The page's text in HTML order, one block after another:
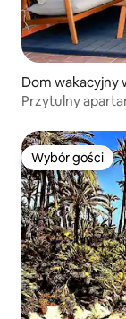
Dom wakacyjny
Przytulny
Wybór gości
Wybór gości